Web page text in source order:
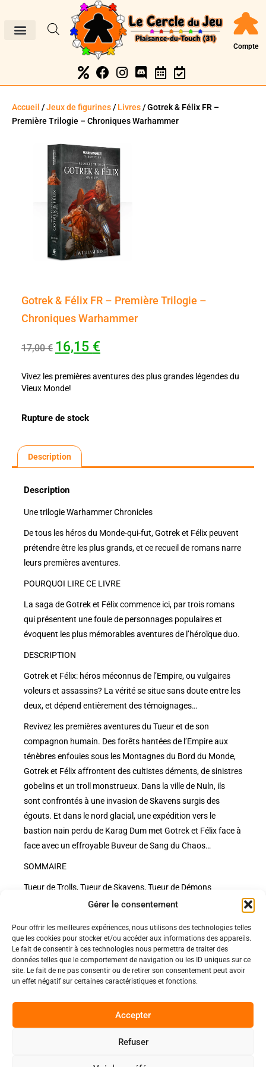
Gérer le consentement
Pour offrir les meilleures expériences, nous utilisons des technologies telles
que les cookies pour stocker et/ou accéder aux informations des appareils.
Le fait de consentir à ces technologies nous permettra de traiter des
données telles que le comportement de navigation ou les ID uniques sur ce
site. Le fait de ne pas consentir ou de retirer son consentement peut avoir
un effet négatif sur certaines caractéristiques et fonctions.
Accepter
Refuser
Compte
Accueil /Jeux de figurines/ Livres/ Gotrek & Félix FR –
Première Trilogie – Chroniques Warhammer
Gotrek & Félix FR – Première Trilogie –
Chroniques Warhammer
17,00€ 16,15 €
Vivez les premières aventures des plus grandes légendes du
Vieux Monde!
Rupture de stock
Description
Description
Une trilogie Warhammer Chronicles
De tous les héros du Monde-qui-fut, Gotrek et Félix peuvent
prétendre être les plus grands, et ce recueil de romans narre
leurs premières aventures.
POURQUOI LIRE CE LIVRE
La saga de Gotrek et Félix commence ici, par trois romans
qui présentent une foule de personnages populaires et
évoquent les plus mémorables aventures de l’héroïque duo.
DESCRIPTION
Gotrek et Félix: héros méconnus de l’Empire, ou vulgaires
voleurs et assassins? La vérité se situe sans doute entre les
deux, et dépend entièrement des témoignages…
Revivez les premières aventures du Tueur et de son
compagnon humain. Des forêts hantées de l’Empire aux
ténèbres enfouies sous les Montagnes du Bord du Monde,
Gotrek et Félix affrontent des cultistes déments, de sinistres
gobelins et un troll monstrueux. Dans la ville de Nuln, ils
sont confrontés à une invasion de Skavens surgis des
égouts. Et dans le nord glacial, une expédition vers le
bastion nain perdu de Karag Dum met Gotrek et Félix face à
face avec un effroyable Buveur de Sang du Chaos…
SOMMAIRE
Tueur de Trolls, Tueur de Skavens, Tueur de Démons
Nos pages
Nos évènements
Nous contacter
Politiques
Politique de confidentialité
Nos conditions de vente et livraison
Code de conduite